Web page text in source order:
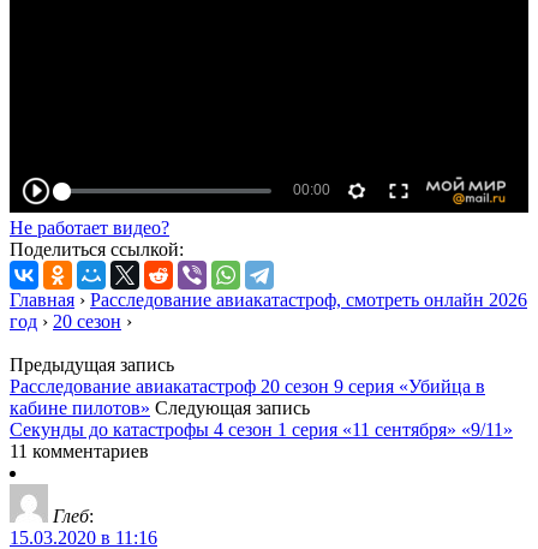
Не работает видео?
Поделиться ссылкой:
Главная › Расследование авиакатастроф, смотреть онлайн 2026
год › 20 сезон ›
Предыдущая запись
Расследование авиакатастроф 20 сезон 9 серия «Убийца в
кабине пилотов» Следующая запись
Секунды до катастрофы 4 сезон 1 серия «11 сентября» «9/11»
11 комментариев
Глеб:
15.03.2020 в 11:16